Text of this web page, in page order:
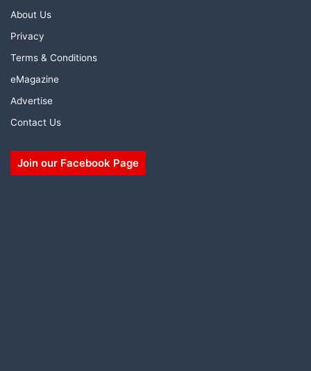
About Us
Privacy
Terms & Conditions
eMagazine
Advertise
Contact Us
Join our Facebook Page